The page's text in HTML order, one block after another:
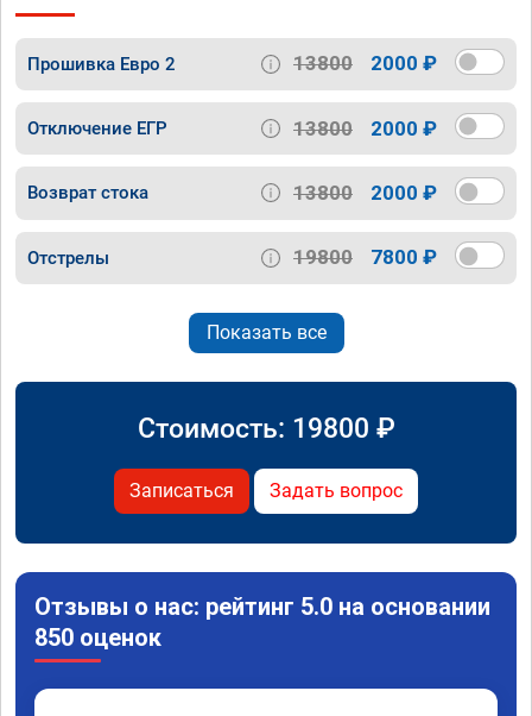
Прошивка Евро 2 13800 2000 ₽
Отключение ЕГР 13800 2000 ₽
Возврат стока 13800 2000 ₽
Отстрелы 19800 7800 ₽
Показать все
Стоимость: 19800 ₽
Записаться Задать вопрос
Отзывы о нас: рейтинг 5.0 на основании
850 оценок